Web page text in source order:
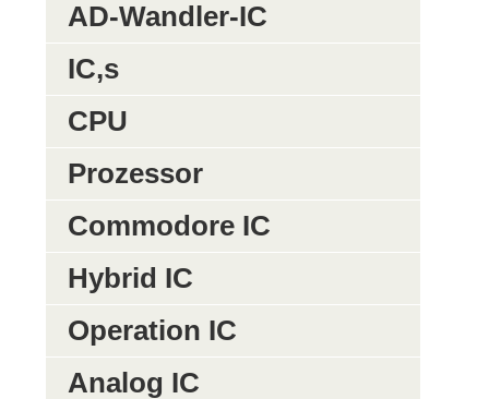
AD-Wandler-IC
IC,s
CPU
Prozessor
Commodore IC
Hybrid IC
Operation IC
Analog IC